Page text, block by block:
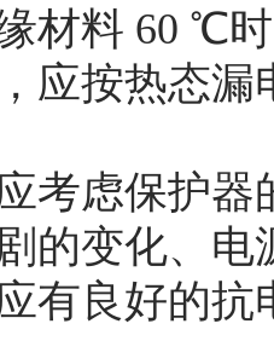
材料 60 ℃
应按热态
考虑保护
的变化、
有良好的抗